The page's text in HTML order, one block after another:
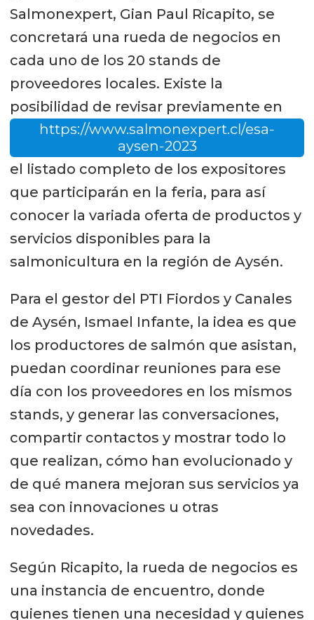
Salmonexpert, Gian Paul Ricapito, se
concretará una rueda de negocios en
cada uno de los 20 stands de
proveedores locales. Existe la
posibilidad de revisar previamente en
https://www.salmonexpert.cl/esa-
aysen-2023
el listado completo de los expositores
que participarán en la feria, para así
conocer la variada oferta de productos y
servicios disponibles para la
salmonicultura en la región de Aysén.
Para el gestor del PTI Fiordos y Canales
de Aysén, Ismael Infante, la idea es que
los productores de salmón que asistan,
puedan coordinar reuniones para ese
día con los proveedores en los mismos
stands, y generar las conversaciones,
compartir contactos y mostrar todo lo
que realizan, cómo han evolucionado y
de qué manera mejoran sus servicios ya
sea con innovaciones u otras
novedades.
Según Ricapito, la rueda de negocios es
una instancia de encuentro, donde
quienes tienen una necesidad y quienes